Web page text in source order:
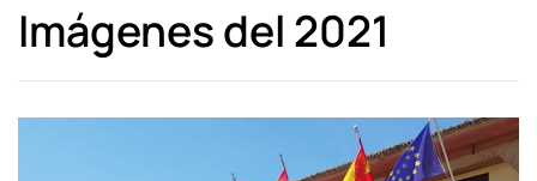
Imágenes del 2021